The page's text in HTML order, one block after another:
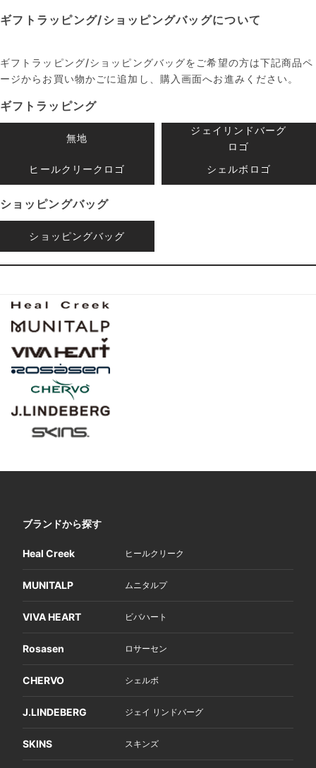
ギフトラッピング/ショッピングバッグについて
ギフトラッピング/ショッピングバッグをご希望の方は下記商品ペ
ージからお買い物かごに追加し、購入画面へお進みください。
ギフトラッピング
無地
ジェイリンドバーグ
ロゴ
ヒールクリークロゴ
シェルボロゴ
ショッピングバッグ
ショッピングバッグ
ブランドから探す
Heal Creek ヒールクリーク
MUNITALP ムニタルプ
VIVA HEART ビバハート
Rosasen ロサーセン
CHERVO シェルボ
J.LINDEBERG ジェイ リンドバーグ
SKINS スキンズ